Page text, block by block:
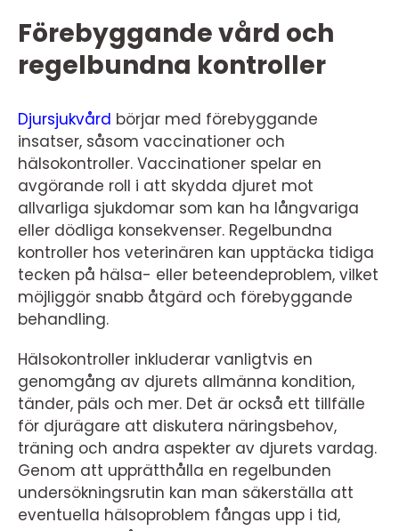
Förebyggande vård och
regelbundna kontroller
Djursjukvård börjar med förebyggande
insatser, såsom vaccinationer och
hälsokontroller. Vaccinationer spelar en
avgörande roll i att skydda djuret mot
allvarliga sjukdomar som kan ha långvariga
eller dödliga konsekvenser. Regelbundna
kontroller hos veterinären kan upptäcka tidiga
tecken på hälsa- eller beteendeproblem, vilket
möjliggör snabb åtgärd och förebyggande
behandling.
Hälsokontroller inkluderar vanligtvis en
genomgång av djurets allmänna kondition,
tänder, päls och mer. Det är också ett tillfälle
för djurägare att diskutera näringsbehov,
träning och andra aspekter av djurets vardag.
Genom att upprätthålla en regelbunden
undersökningsrutin kan man säkerställa att
eventuella hälsoproblem fångas upp i tid,